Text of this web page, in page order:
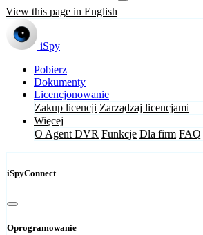
View this page in English
iSpy
Pobierz
Dokumenty
Licencjonowanie
Zakup licencji Zarządzaj licencjami
Więcej
O Agent DVR Funkcje Dla firm FAQ
iSpyConnect
Oprogramowanie